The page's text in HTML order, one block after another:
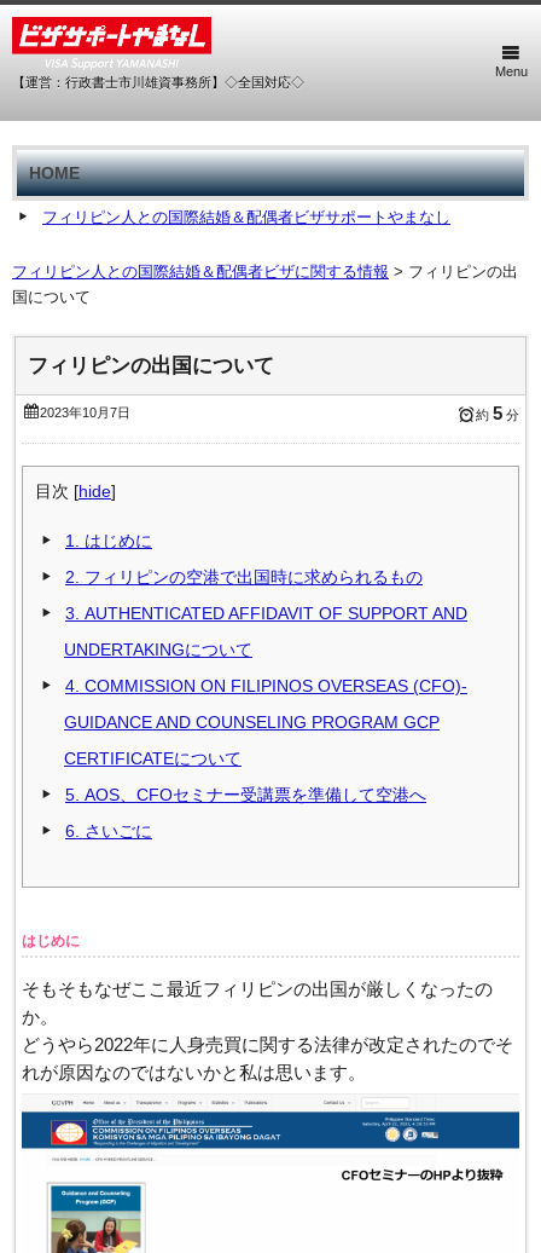
【運営：行政書士市川雄資事務所】◇全国対応◇
Menu
HOME
フィリピン人との国際結婚＆配偶者ビザサポートやまなし
フィリピン人との国際結婚＆配偶者ビザに関する情報 > フィリピンの出
国について
フィリピンの出国について
2023年10月7日 約 5 分
目次 [hide]
1.
はじめに
2.
フィリピンの空港で出国時に求められるもの
3. AUTHENTICATED AFFIDAVIT OF SUPPORT AND
UNDERTAKINGについて
4. COMMISSION ON FILIPINOS OVERSEAS (CFO)-
GUIDANCE AND COUNSELING PROGRAM GCP
CERTIFICATEについて
5. AOS、CFOセミナー受講票を準備して空港へ
6. さいごに
はじめに
そもそもなぜここ最近フィリピンの出国が厳しくなったの
か。
どうやら2022年に人身売買に関する法律が改定されたのでそ
れが原因なのではないかと私は思います。